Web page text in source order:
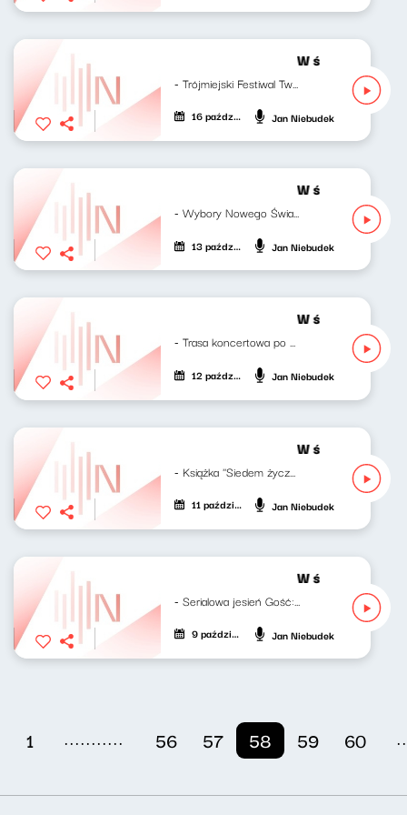
W środku dnia
16 października 2023 Jan Niebudek
W środku dnia
- Wybory Nowego Świata w Onecie - O nowym...
13 października 2023 Jan Niebudek
W środku dnia
- Trasa koncertowa po Europie Dave Pen,...
12 października 2023 Jan Niebudek
W środku dnia
11 października 2023 Jan Niebudek
W środku dnia
9 października 2023 Jan Niebudek
1 ........... 56 57 58 59 60